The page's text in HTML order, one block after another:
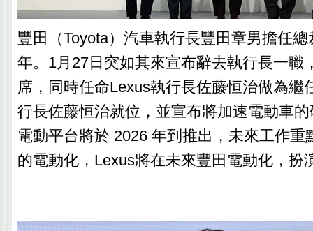
豐田（Toyota）汽車執行長豐田章男擔任
年。1月27日突如其來宣布辭去執行長一職
席，同時任命Lexus執行長佐藤恒治做為繼
行長佐藤恒治就位，並宣布將加速電動車
電動平台將於 2026 年到推出，未來工作重
的電動化，Lexus將在未來豐田電動化，扮